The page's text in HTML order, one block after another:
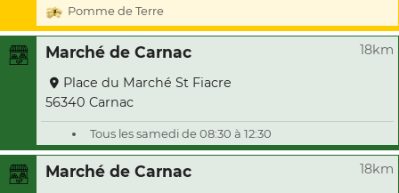
Pomme de Terre
Marché de Carnac 18km
Place du Marché St Fiacre
56340 Carnac
Tous les samedi de 08:30 à 12:30
Marché de Carnac 18km